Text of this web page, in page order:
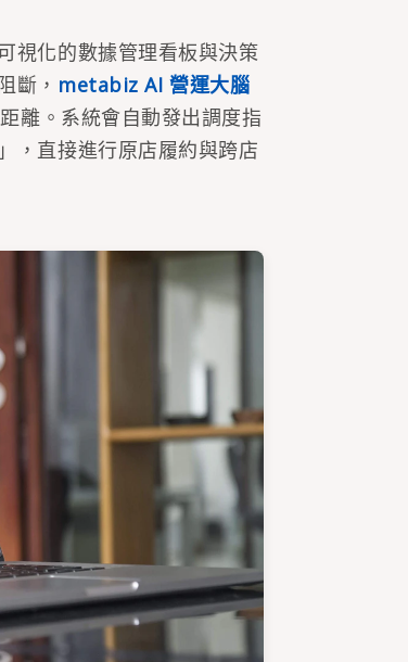
視化的數據管理看板與決策
斷， metabiz AI 營運大腦
離。系統會自動發出調度指
，直接進行原店履約與跨店